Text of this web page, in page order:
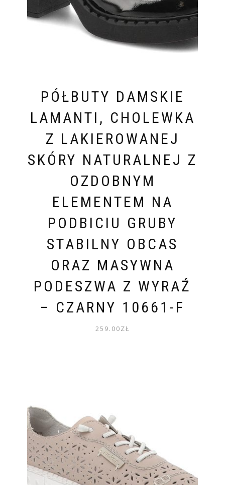
PÓŁBUTY DAMSKIE
LAMANTI, CHOLEWKA
Z LAKIEROWANEJ
SKÓRY NATURALNEJ Z
OZDOBNYM
ELEMENTEM NA
PODBICIU GRUBY
STABILNY OBCAS
ORAZ MASYWNA
PODESZWA Z WYRAŹ
– CZARNY 10661-F
259.00ZŁ